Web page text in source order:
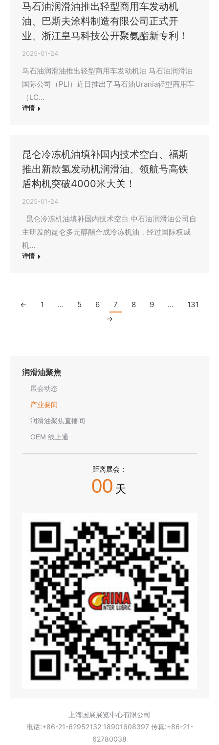
马石油润滑油推出轻型商用车发动机
油、巴斯夫涂料制造有限公司正式开
业、浙江皇马科技公开聚氨酯新专利！
2025-01-24
马石油润滑油推出轻型商用车发动机油 马石油润滑油
国际公司（PLI）近日推出了马石油Urania轻型商用车
（LC…
详情
昆仑冷冻机油填补国内技术空白、福斯
推出新款氢发动机润滑油、领航号高铁
盾构机突破4000米大关！
2025-01-24
昆仑冷冻机油填补国内技术空白 中石油润滑油公司自
主研发的昆仑多元醇酯合成冷冻机油，经过国际权威
机…
详情
← 1 … 5 6 7 8 9 …
131
→
润滑油聚焦
展会动态
产业要闻
润滑油聚焦直播间
OEM 线上通
距离展会：
00 天
上海国展展览中心有限公司
电话:+86-21-62952132 18901608397 传真:+86-21-
62780038